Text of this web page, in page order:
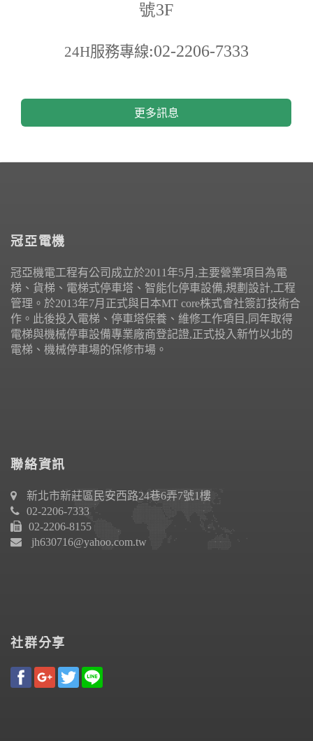
號3F
24H服務專線:02-2206-7333
更多訊息
冠亞電機
冠亞機電工程有公司成立於2011年5月,主要營業項目為電
梯、貨梯、電梯式停車塔、智能化停車設備,規劃設計,工程
管理。於2013年7月正式與日本MT core株式會社簽訂技術合
作。此後投入電梯、停車塔保養、維修工作項目,同年取得
電梯與機械停車設備專業廠商登記證,正式投入新竹以北的
電梯、機械停車場的保修市場。
聯絡資訊
新北市新莊區民安西路24巷6弄7號1樓
02-2206-7333
02-2206-8155
jh630716@yahoo.com.tw
社群分享